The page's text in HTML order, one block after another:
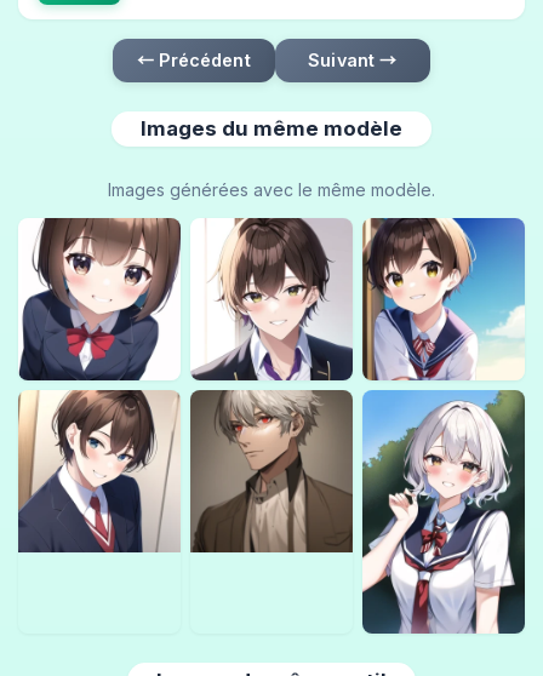
← Précédent Suivant →
Images du même modèle
Images générées avec le même modèle.